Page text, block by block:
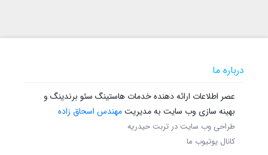
درباره ما
عصر اطلاعات ارائه دهنده خدمات هاستینگ سئو برندینگ و
بهینه سازی وب سایت به مدیریتمهندس اسحاق زاده
طراحی وب سایت در تربت حیدریه
کانال یوتیوب ما